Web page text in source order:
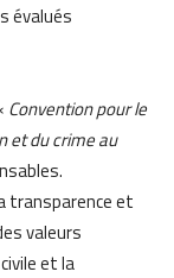
évalués
Convention pour le
et du crime au
transparence et
valeurs
et la